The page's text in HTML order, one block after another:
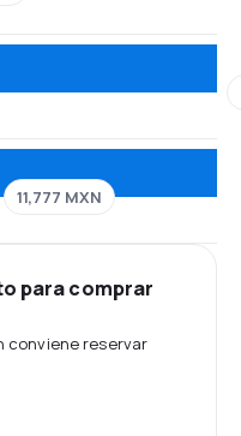
11,777 MXN
para comprar
conviene reservar